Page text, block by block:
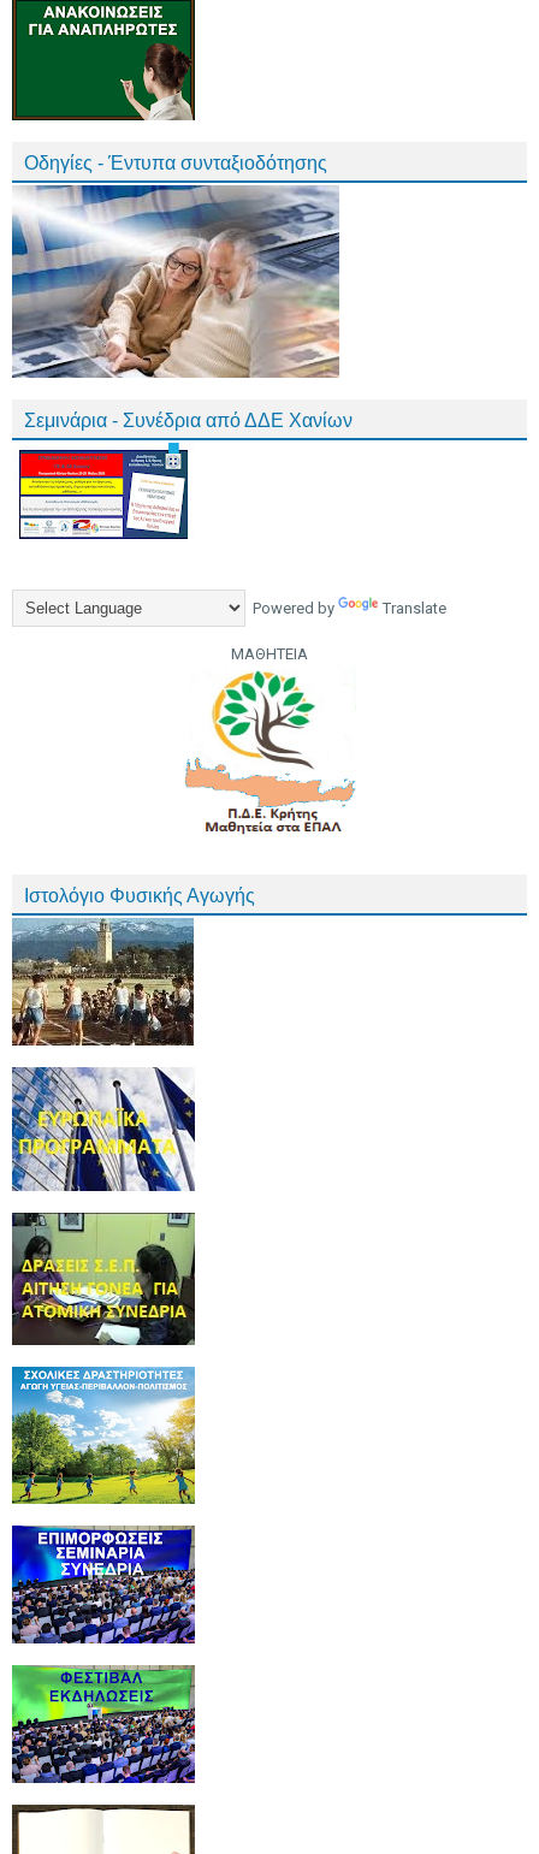
Οδηγίες - Έντυπα συνταξιοδότησης
Σεμινάρια - Συνέδρια από ΔΔΕ Χανίων
Powered by Translate
ΜΑΘΗΤΕΙΑ
Ιστολόγιο Φυσικής Αγωγής